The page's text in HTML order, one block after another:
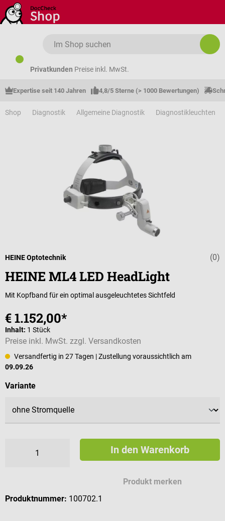
Zum Hauptinhalt springen
Privatkunden Preise inkl. MwSt.
Expertise seit 140 Jahren 4,8/5 Sterne (> 1000 Bewertungen)
Shop Diagnostik Allgemeine Diagnostik Diagnostikleuchten
(0)
HEINE Optotechnik
HEINE ML4 LED HeadLight
Mit Kopfband für ein optimal ausgeleuchtetes Sichtfeld
€ 1.152,00*
Inhalt: 1 Stück
Preise inkl. MwSt. zzgl. Versandkosten
Versandfertig in 27 Tagen | Zustellung voraussichtlich am
09.09.26
Varianteauswählen
In den Warenkorb
Produkt merken
Produktnummer: 100702.1